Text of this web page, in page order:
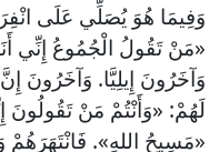
وَفِيمَا هُوَ يُصَلِّي عَلَى
«مَنْ تَقُولُ الْجُمُوعُ إِنِّي
وَآخَرُونَ إِيلِيَّا. وَآخَرُونَ
لَهُمْ: «وَأَنْتُمْ مَنْ
«مَسِيحُ اللهِ». فَانْتَهَرَهُمْ